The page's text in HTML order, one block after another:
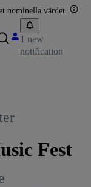
nominella värdet.
1 new
notification
Fest